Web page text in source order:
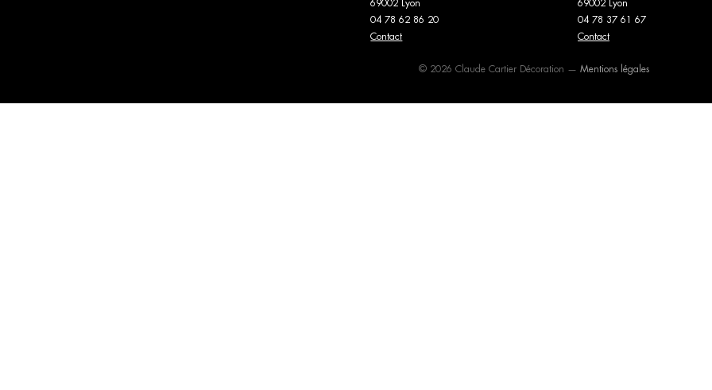
69002 Lyon
04 78 62 86 20
Contact
69002 Lyon
04 78 37 61 67
Contact
© 2026 Claude Cartier Décoration — Mentions légales